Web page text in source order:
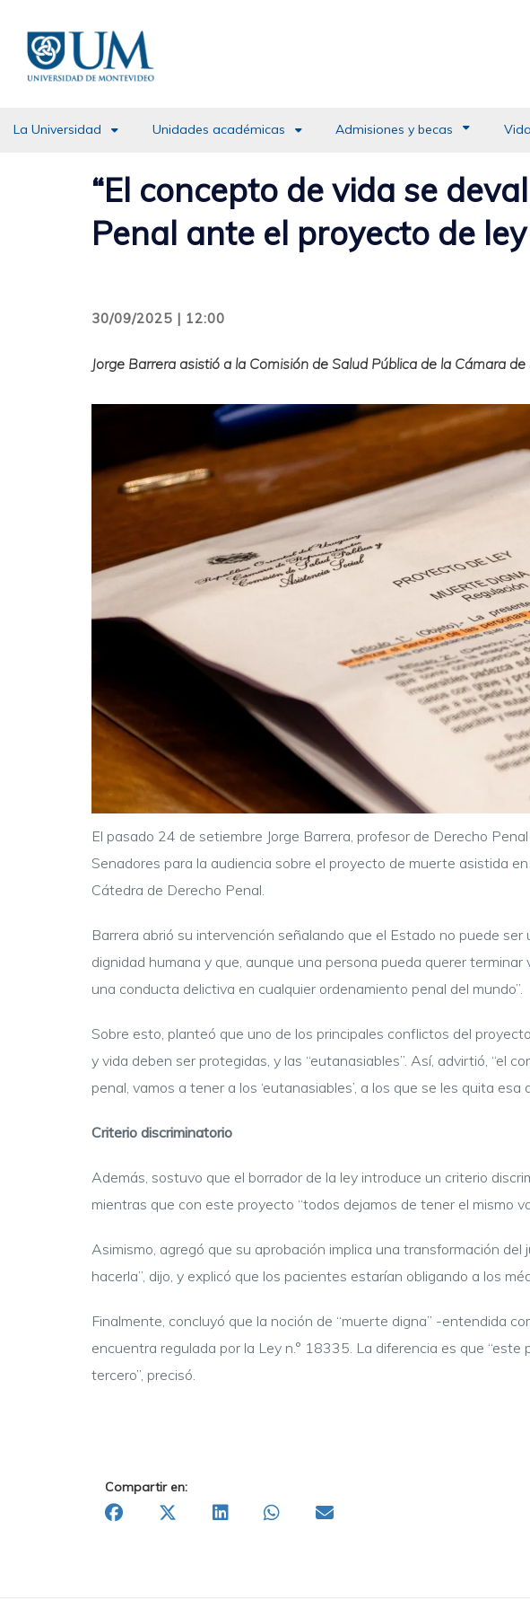
contenido
principal
La Universidad Unidades académicas Admisiones y becas
“El concepto de vida se
Penal ante el proyecto de
30/09/2025 | 12:00
Jorge Barrera asistió a la Comisión de Salud Pública de la Cámara
El pasado 24 de setiembre Jorge Barrera, profesor de Derecho
Senadores para la audiencia sobre el proyecto de muerte asistida
Cátedra de Derecho Penal.
Barrera abrió su intervención señalando que el Estado no puede
dignidad humana y que, aunque una persona pueda querer
una conducta delictiva en cualquier ordenamiento penal del mundo”.
Sobre esto, planteó que uno de los principales conflictos del
y vida deben ser protegidas, y las “eutanasiables”. Así, advirtió, “el
penal, vamos a tener a los ‘eutanasiables’, a los que se les quita
Criterio discriminatorio
Además, sostuvo que el borrador de la ley introduce un criterio
mientras que con este proyecto “todos dejamos de tener el mismo
Asimismo, agregó que su aprobación implica una transformación
hacerla”, dijo, y explicó que los pacientes estarían obligando a los
Finalmente, concluyó que la noción de “muerte digna” -entendida
encuentra regulada por la Ley n.° 18335. La diferencia es que
tercero”, precisó.
Compartir en: